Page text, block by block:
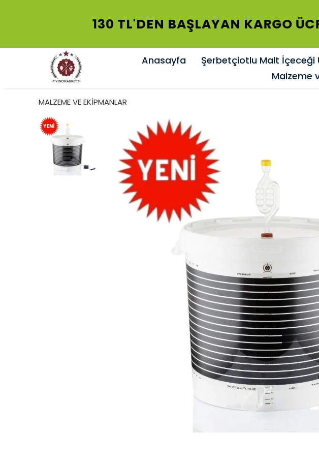
130 TL'DEN BAŞLAYAN KARGO
Anasayfa Şerbetçiotlu Malt İçeceği
Malzeme
MALZEME VE EKİPMANLAR